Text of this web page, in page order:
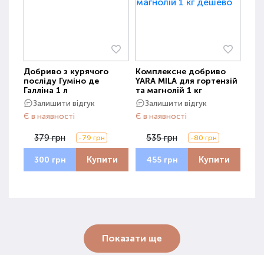
Добриво з курячого
посліду Гуміно де
Галліна 1 л
Залишити відгук
Є в наявності
379 грн -79 грн
300 грн Купити
Комплексне добриво
YARA MILA для гортензій
та магнолій 1 кг
Залишити відгук
Є в наявності
535 грн -80 грн
455 грн Купити
Показати ще